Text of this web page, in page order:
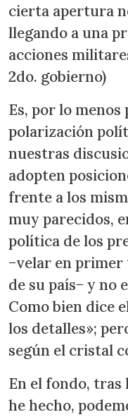
cierta apertura
llegando a una
acciones
2do. gobierno)
Es, por lo
polarización
nuestras
adopten
frente a los
muy parecidos,
política de los
−velar en
de su país− y no
Como bien dice
los detalles»;
según el cristal
En el fondo, tras
he hecho,